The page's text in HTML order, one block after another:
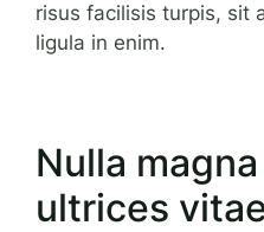
risus facilisis turpis, sit
ligula in enim.
Nulla
ultrices